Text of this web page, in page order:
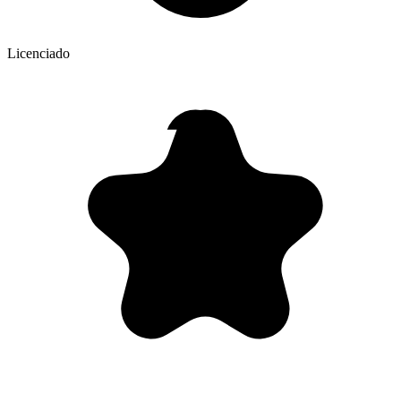
Licenciado